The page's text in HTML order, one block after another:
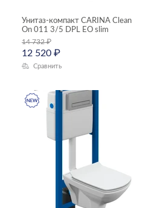
Унитаз-компакт CARINA Clean
On 011 3/5 DPL EO slim
14 732₽
12 520 ₽
Сравнить